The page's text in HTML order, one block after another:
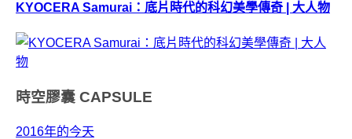
KYOCERA Samurai：底片時代的科幻美學傳奇 | 大人物
時空膠囊 CAPSULE
2016年的今天